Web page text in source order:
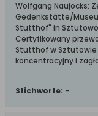
Wolfgang Naujocks:
Gedenkstätte/
Stutthof" in Sztutowo
Certyfikowany
Stutthof w Sztutowie
koncentracyjny i
Stichworte: -